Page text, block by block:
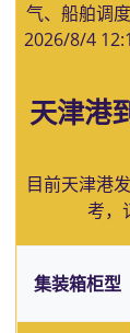
气、船舶调
2026/8/4
天津港
目前天津港
考，
集装箱柜型